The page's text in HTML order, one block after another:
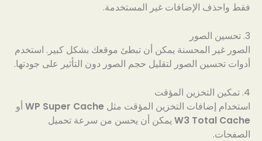
فقط واحذف الإضافات غير المستخدمة.
3. تحسين الصور
الصور غير المحسنة يمكن أن تبطئ موقعك بشكل كبير. استخدم
أدوات تحسين الصور لتقليل حجم الصور دون التأثير على جودتها.
4. تمكين التخزين المؤقت
استخدام إضافات التخزين المؤقت مثل WP Super Cacheأو
W3 Total Cache يمكن أن يحسن من سرعة تحميل
الصفحات.